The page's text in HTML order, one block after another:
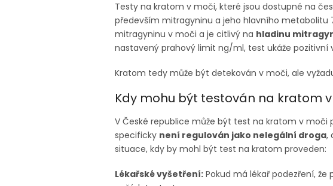
Testy na kratom v moči, které jsou dostupné na
především mitragyninu a jeho hlavního metabolitu
mitragyninu v moči a je citlivý na hladinu
nastavený prahový limit ng/ml, test ukáže pozitivní
Kratom tedy může být detekován v moči, ale
Kdy mohu být testován na kratom
V České republice může být test na kratom v moči
specificky není regulován jako nelegální droga,
situace, kdy by mohl být test na kratom proveden:
Lékařské vyšetření: Pokud má lékař podezření,